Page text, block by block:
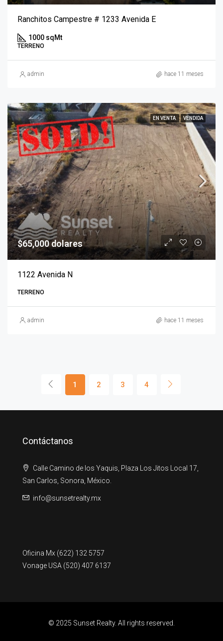
Ranchitos Campestre # 1233 Avenida E
1000 sqMt
TERRENO
admin hace 11 meses
EN VENTA VENDIDA
$65,000 dolares
1122 Avenida N
TERRENO
admin hace 11 meses
1 2 3 4
Contáctanos
Calle Camino de los Yaquis, Plaza Los Jitos Local 17,
San Carlos, Sonora, México.
info@sunsetrealty.mx
Oficina Mx (622) 132 5757
Vonage USA (520) 407 6137
© 2025 Sunset Realty. All rights reserved.